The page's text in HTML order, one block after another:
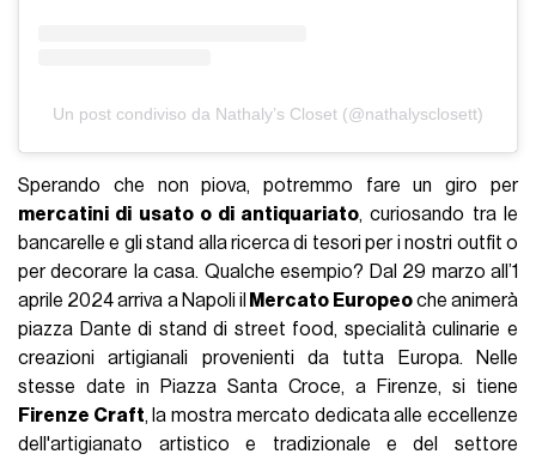
Un post condiviso da Nathaly’s Closet (@nathalysclosett)
Sperando che non piova, potremmo fare un giro per
mercatini di usato o di antiquariato, curiosando tra le
bancarelle e gli stand alla ricerca di tesori per i nostri outfit o
per decorare la casa. Qualche esempio? Dal 29 marzo all’1
aprile 2024 arriva a Napoli il Mercato Europeoche animerà
piazza Dante di stand di street food, specialità culinarie e
creazioni artigianali provenienti da tutta Europa. Nelle
stesse date in Piazza Santa Croce, a Firenze, si tiene
Firenze Craft, la mostra mercato dedicata alle eccellenze
dell'artigianato artistico e tradizionale e del settore